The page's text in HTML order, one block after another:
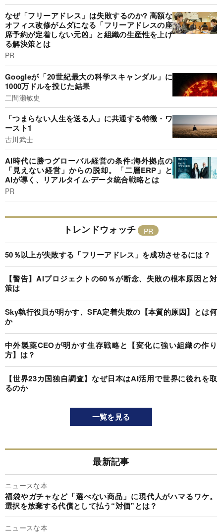
なぜ「フリーアドレス」は失敗するのか? 高額な
オフィス改修がムダになる「フリーアドレスの座
席予約が定着しない元凶」と組織の生産性を上げ
る解決策とは
PR
Googleが「20世紀最大の科学スキャンダル」に
1000万ドルを投じた結果
二間瀬敏史
「つまらない人生を送る人」に共通する特徴・ワ
ースト1
古川武士
AI時代に勝つグローバル経営の条件:海外拠点の
「見えない経営」からの脱却。「二層ERP」と
AIが導く、リアルタイム·データ統合戦略とは
PR
トレンドウォッチ
50％以上が失敗する「フリーアドレス」を成功させるには？
【警告】AIプロジェクトの60％が断念、失敗の根本原因と対
策は
Sky執行役員が明かす、SFA定着失敗の【本質的原因】とは何
か
中外製薬CEOが明かす生存戦略と【変化に強い組織の作り
方】は？
【世界23カ国独自調査】なぜ日本はAI活用で世界に後れを取
るのか
一覧を見る
最新記事
ニュースな本
福袋やガチャなど「選べない商品」に現代人がハマるワケ。
選択を放棄する代償として払う“対価”とは？
ニュースな本